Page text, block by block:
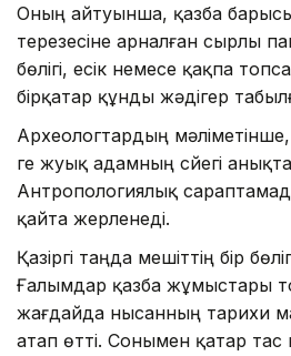
Оның айтуынша, қазба
терезесіне арналған сырлы
бөлігі, есік немесе қақпа
бірқатар құнды жәдігер
Археологтардың
ге жуық адамның сүйегі
Антропологиялық
қайта жерленеді.
Қазіргі таңда мешіттің бір
Ғалымдар қазба жұмыстары
жағдайда нысанның тарихи
атап өтті. Сонымен қатар тас